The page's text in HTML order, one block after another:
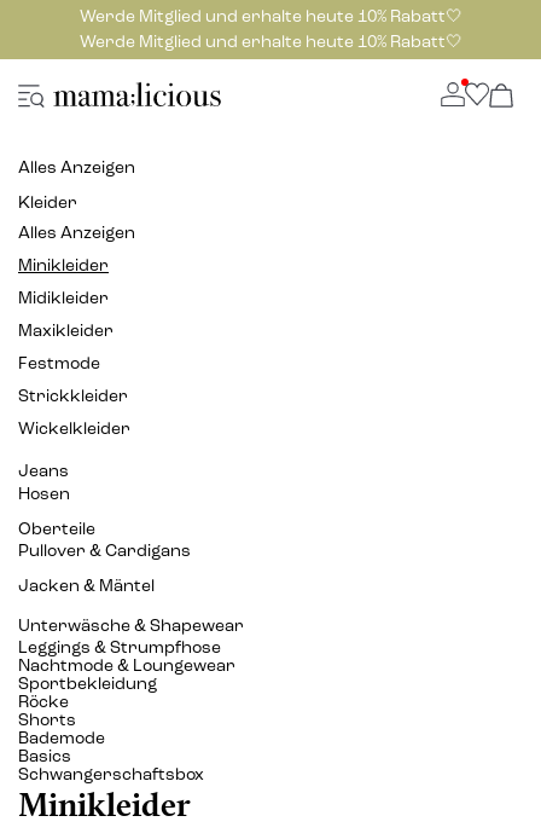
Werde Mitglied und erhalte heute 10% Rabatt🤍
Werde Mitglied und erhalte heute 10% Rabatt🤍
Alles Anzeigen
Kleider
Alles Anzeigen
Minikleider
Midikleider
Maxikleider
Festmode
Strickkleider
Wickelkleider
Jeans
Hosen
Oberteile
Pullover & Cardigans
Jacken & Mäntel
Unterwäsche & Shapewear
Leggings & Strumpfhose
Nachtmode & Loungewear
Sportbekleidung
Röcke
Shorts
Bademode
Basics
Schwangerschaftsbox
Minikleider